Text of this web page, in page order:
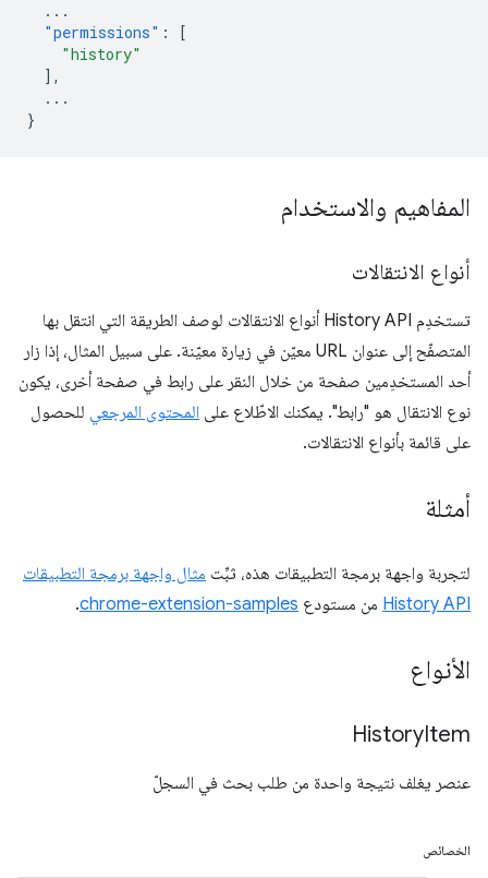
...
"permissions" :
[
"history"
],
...
}
المفاهيم والاستخدام
أنواع الانتقالات
تستخدِم History API أنواع الانتقالات لوصف الطريقة التي انتقل بها
المتصفّح إلى عنوان URL معيّن في زيارة معيّنة. على سبيل المثال، إذا زار
أحد المستخدِمين صفحة من خلال النقر على رابط في صفحة أخرى، يكون
نوع الانتقال هو "رابط". يمكنك الاطّلاع على المحتوى المرجعي للحصول
على قائمة بأنواع الانتقالات.
أمثلة
لتجربة واجهة برمجة التطبيقات هذه، ثبِّت مثال واجهة برمجة التطبيقات
History API من مستودع chrome-extension-samples
.
الأنواع
HistoryItem
عنصر يغلف نتيجة واحدة من طلب بحث في السجلّ
الخصائص